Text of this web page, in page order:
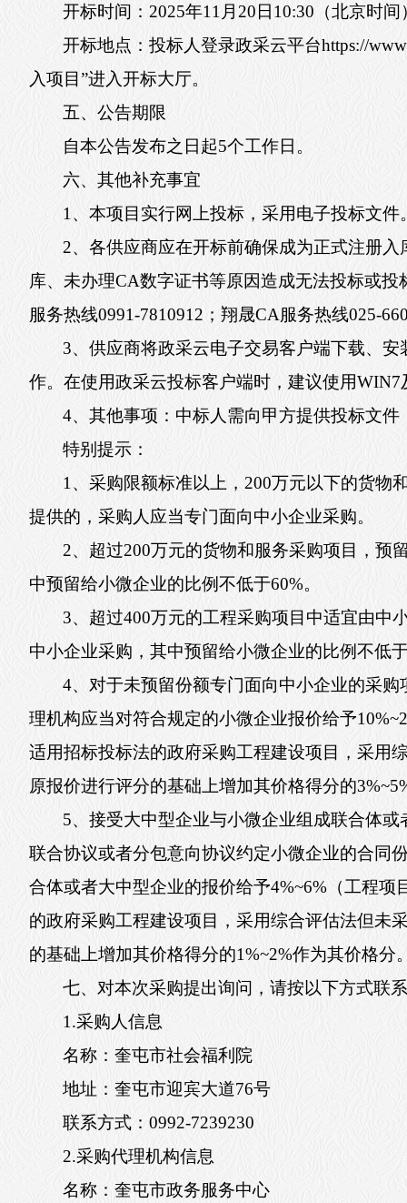
开标时间：2025年11月20日10:30（北京时间
开标地点：投标人登录政采云平台https://
入项目”进入开标大厅。
五、公告期限
自本公告发布之日起5个工作日。
六、其他补充事宜
1、本项目实行网上投标，采用电子投标文件
2、各供应商应在开标前确保成为正式注册
库、未办理CA数字证书等原因造成无法投标或
服务热线0991-7810912；翔晟CA服务热线025-
3、供应商将政采云电子交易客户端下载、
作。在使用政采云投标客户端时，建议使用WIN7
4、其他事项：中标人需向甲方提供投标文件
特别提示：
1、采购限额标准以上，200万元以下的货物
提供的，采购人应当专门面向中小企业采购。
2、超过200万元的货物和服务采购项目，预
中预留给小微企业的比例不低于60%。
3、超过400万元的工程采购项目中适宜由中
中小企业采购，其中预留给小微企业的比例不低
4、对于未预留份额专门面向中小企业的采
理机构应当对符合规定的小微企业报价给予
适用招标投标法的政府采购工程建设项目，采用
原报价进行评分的基础上增加其价格得分的
5、接受大中型企业与小微企业组成联合体
联合协议或者分包意向协议约定小微企业的合同
合体或者大中型企业的报价给予4%~6%（工程
的政府采购工程建设项目，采用综合评估法但未
的基础上增加其价格得分的1%~2%作为其价格分
七、对本次采购提出询问，请按以下方式联
1.采购人信息
名称：奎屯市社会福利院
地址：奎屯市迎宾大道76号
联系方式：0992-7239230
2.采购代理机构信息
名称：奎屯市政务服务中心